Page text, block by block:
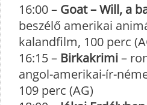
16:00 – Goat – Will, a
beszélő amerikai
kalandfilm, 100 perc
16:15 – Birkakrimi–
angol-amerikai-ír-
109 perc (AG)